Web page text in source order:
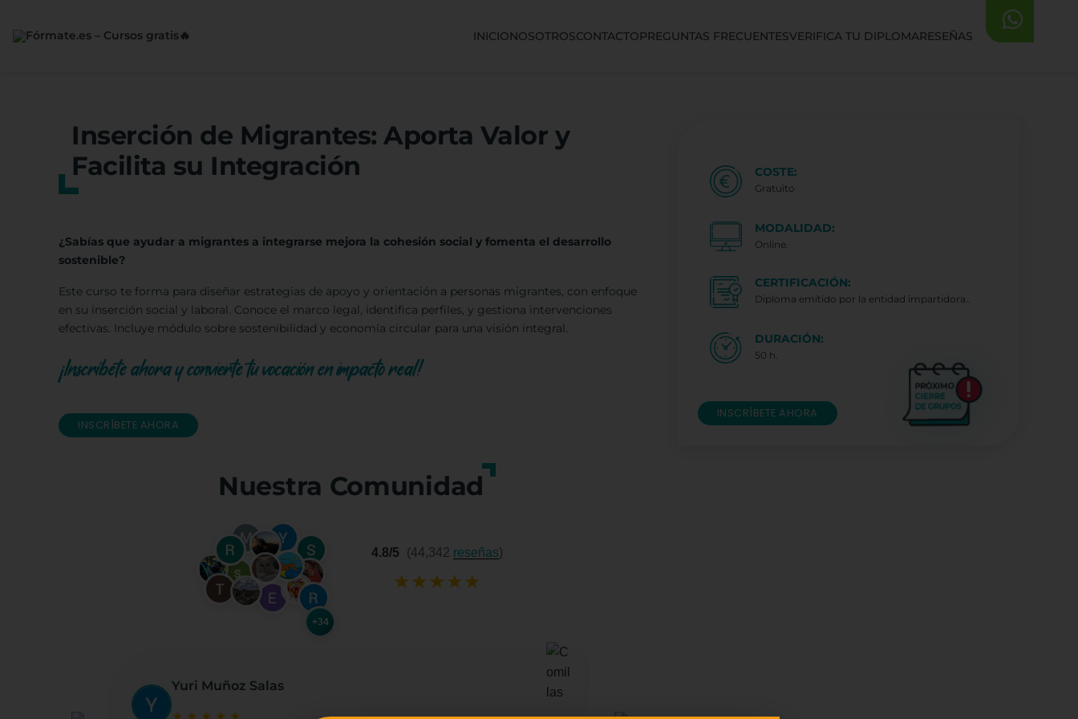
INICIONOSOTROSCONTACTOPREGUNTAS FRECUENTESVERIFICA TU DIPLOMARESEÑAS
Inserción de Migrantes: Aporta Valor y
Facilita su Integración
¿Sabías que ayudar a migrantes a integrarse mejora la cohesión social y fomenta el desarrollo
sostenible?
Este curso te forma para diseñar estrategias de apoyo y orientación a personas migrantes, con enfoque
en su inserción social y laboral. Conoce el marco legal, identifica perfiles, y gestiona intervenciones
efectivas. Incluye módulo sobre sostenibilidad y economía circular para una visión integral.
¡Inscríbete ahora y convierte tu vocación en impacto real!
INSCRÍBETE AHORA
Nuestra Comunidad
+34
4.8/5 (44,342 reseñas)
★★★★★
Yuri Muñoz Salas
★ ★ ★ ★ ★ ★★★★★
COSTE:
Gratuito
MODALIDAD:
Online.
CERTIFICACIÓN:
Diploma emitido por la entidad impartidora..
DURACIÓN:
50 h.
INSCRÍBETE AHORA